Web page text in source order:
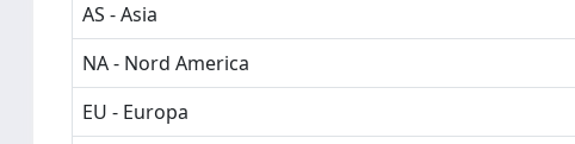
AS - Asia
NA - Nord America
EU - Europa